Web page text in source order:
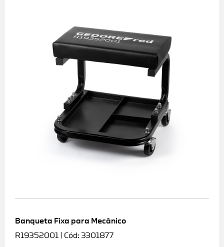
Banqueta Fixa para Mecânico
R19352001 | Cód: 3301877